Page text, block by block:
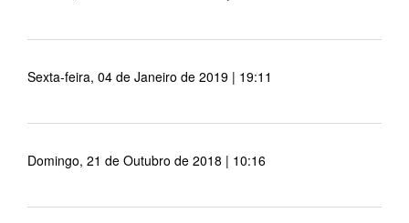
Sexta-feira, 04 de Janeiro de 2019 | 19:11
Domingo, 21 de Outubro de 2018 | 10:16